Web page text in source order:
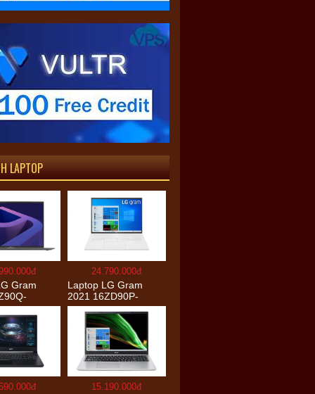
LAPTOP
Gram
(Core-i7
512GB/
Win
24.790.000đ
Laptop LG Gram
2021 16ZD90P-
G.AX54A5 (i5-
1135G7/8GB
RAM/512GB
SSD/16″WQXGA/Dos/
Trắng)
15.190.000đ